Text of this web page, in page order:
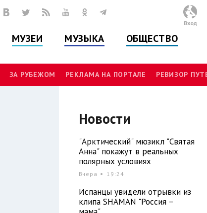
МУЗЕИ МУЗЫКА ОБЩЕСТВО
Вход
ЗА РУБЕЖОМ РЕКЛАМА НА ПОРТАЛЕ РЕВИЗОР
Новости
"Арктический" мюзикл "Святая
Анна" покажут в реальных
полярных условиях
Вчера 19:24
Испанцы увидели отрывки из
клипа SHAMAN "Россия –